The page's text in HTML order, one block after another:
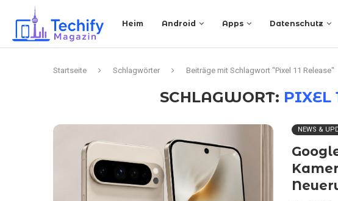
Heim Android Apps Datenschutz
Startseite Schlagwörter Beiträge mit Schlagwort "Pixel 11 Release"
SCHLAGWORT: PIXEL
NEWS &